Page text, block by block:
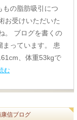
もの脂肪吸引につ
お受けいただいた
。 ブログを書くの
まっています。 患
、体重53kgで
む
信ブログ